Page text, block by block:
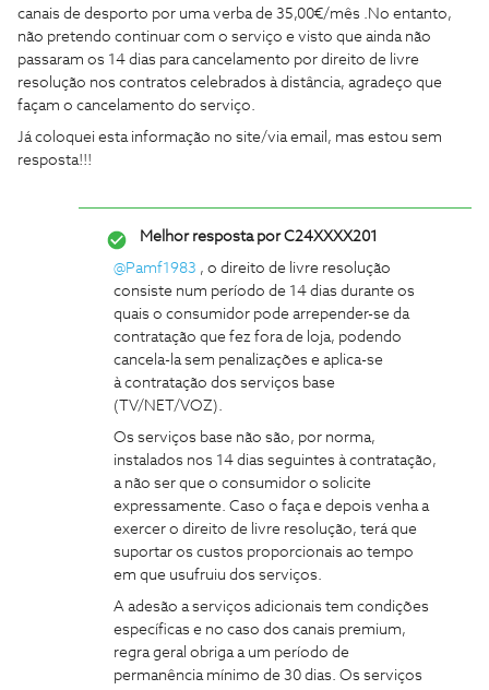
canais de desporto por uma verba de 35,00€/mês .No entanto,
não pretendo continuar com o serviço e visto que ainda não
passaram os 14 dias para cancelamento por direito de livre
resolução nos contratos celebrados à distância, agradeço que
façam o cancelamento do serviço.
Já coloquei esta informação no site/via email, mas estou sem
resposta!!!
Melhor resposta porC24XXXX201
@Pamf1983 , o direito de livre resolução
consiste num período de 14 dias durante os
quais o consumidor pode arrepender-se da
contratação que fez fora de loja, podendo
cancela-la sem penalizações e aplica-se
à contratação dos serviços base
(TV/NET/VOZ).
Os serviços base não são, por norma,
instalados nos 14 dias seguintes à contratação,
a não ser que o consumidor o solicite
expressamente. Caso o faça e depois venha a
exercer o direito de livre resolução, terá que
suportar os custos proporcionais ao tempo
em que usufruiu dos serviços.
A adesão a serviços adicionais tem condições
específicas e no caso dos canais premium,
regra geral obriga a um período de
permanência mínimo de 30 dias. Os serviços